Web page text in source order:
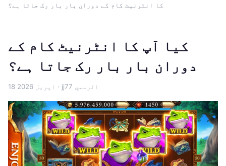
کا انٹرنیٹ کام کے دوران بار بار رک جاتا ہے؟
کیا آپ کا انٹرنیٹ کام کے
دوران بار بار رک جاتا ہے؟
18 اپریل 2026 · jj77 الرسمي